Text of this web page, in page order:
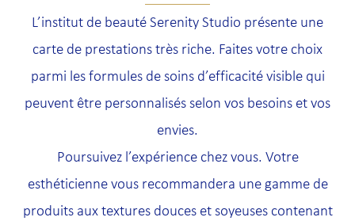
L’institut de beauté Serenity Studio présente une
carte de prestations très riche. Faites votre choix
parmi les formules de soins d’efficacité visible qui
peuvent être personnalisés selon vos besoins et vos
envies.
Poursuivez l’expérience chez vous. Votre
esthéticienne vous recommandera une gamme de
produits aux textures douces et soyeuses contenant